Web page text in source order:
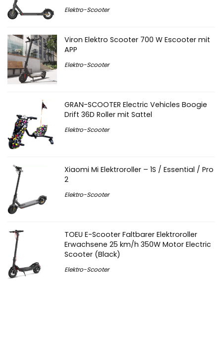
Elektro-Scooter
Viron Elektro Scooter 700 W Escooter mit
APP
Elektro-Scooter
GRAN-SCOOTER Electric Vehicles Boogie
Drift 36D Roller mit Sattel
Elektro-Scooter
Xiaomi Mi Elektroroller – 1S / Essential / Pro
2
Elektro-Scooter
TOEU E-Scooter Faltbarer Elektroroller
Erwachsene 25 km/h 350W Motor Electric
Scooter (Black)
Elektro-Scooter